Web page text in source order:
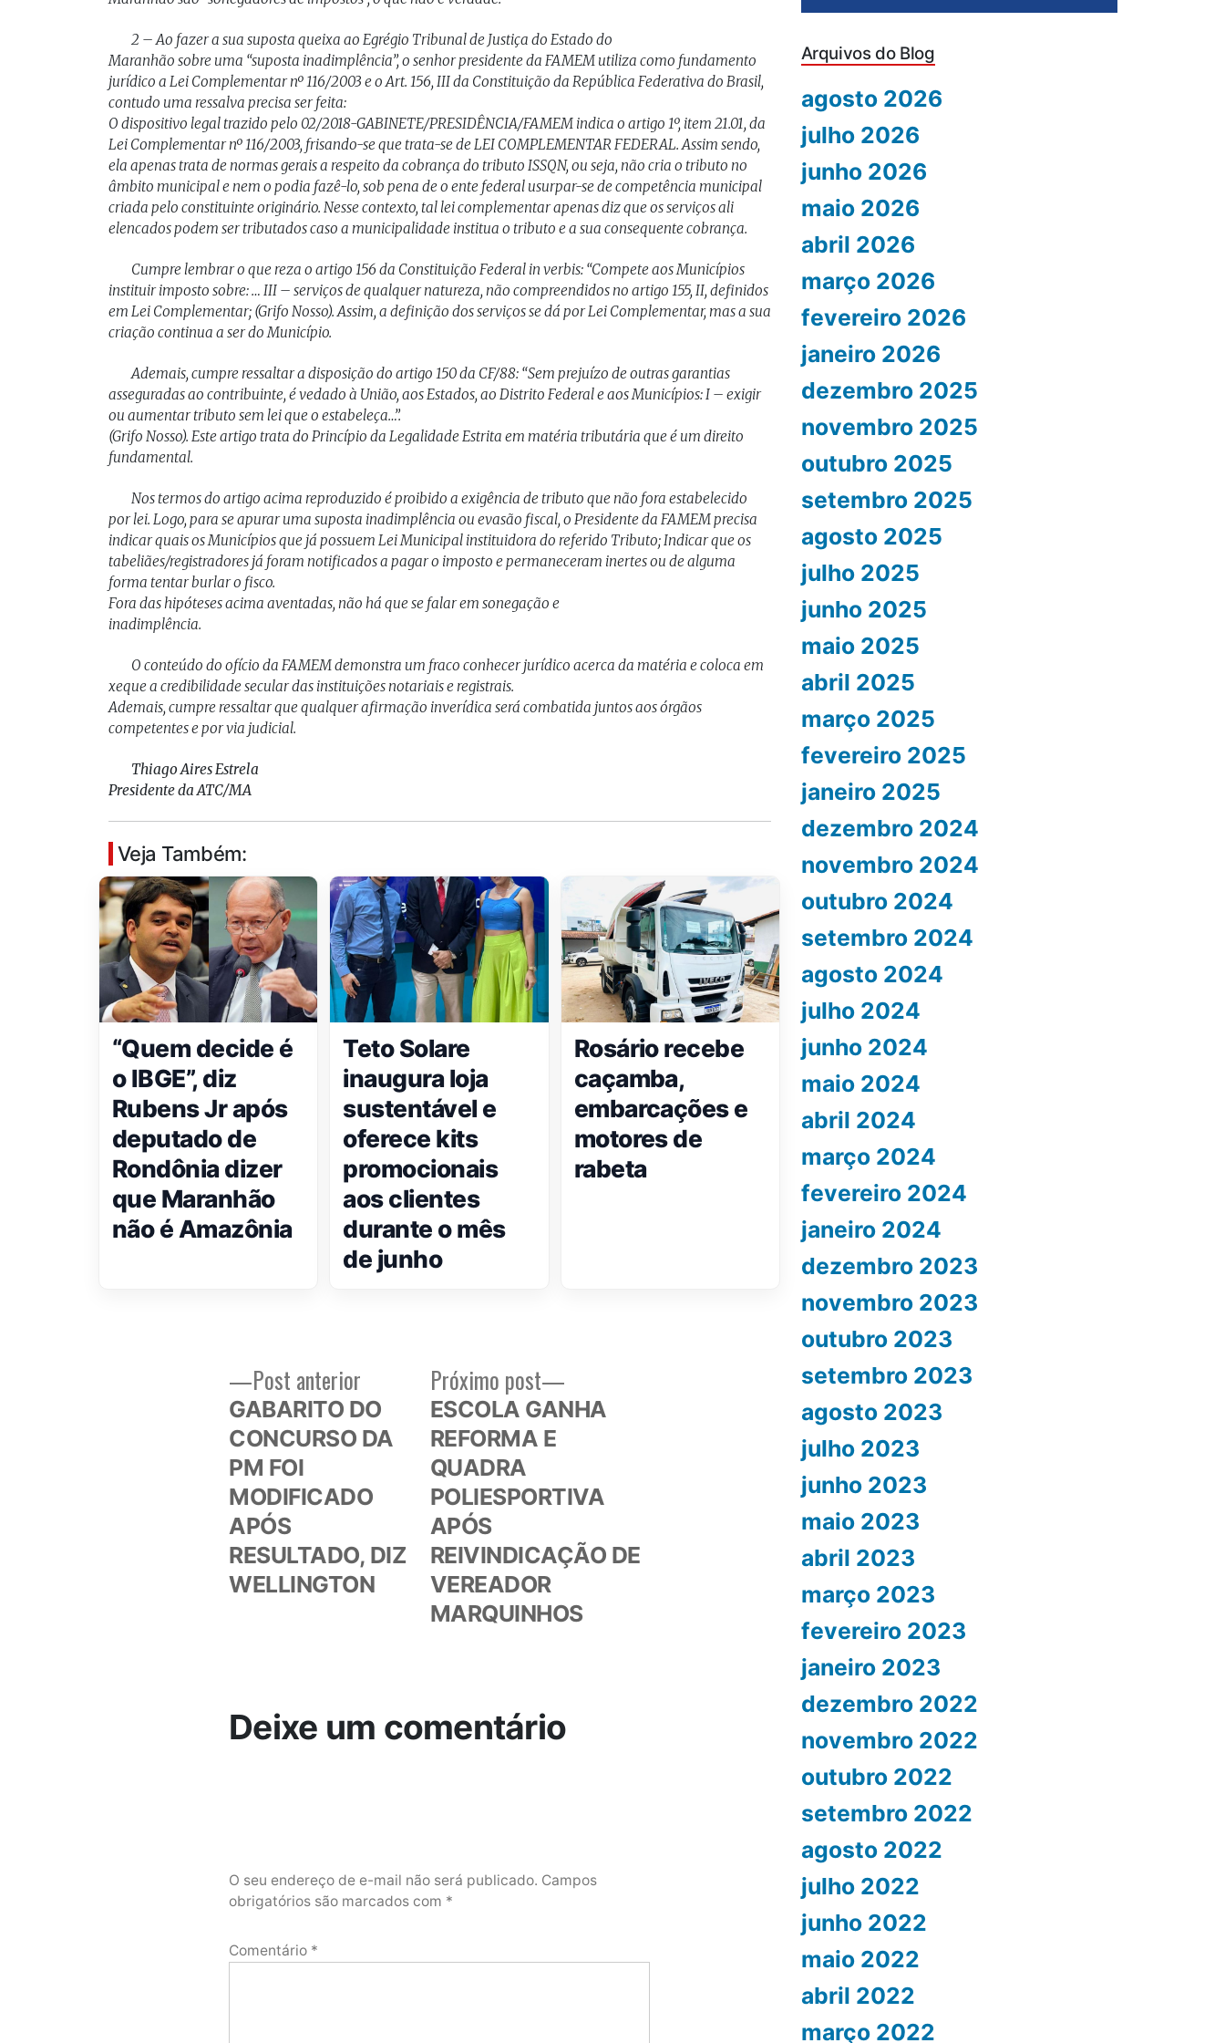
2 – Ao fazer a sua suposta queixa ao Egrégio Tribunal de Justiça do Estado do
Maranhão sobre uma “suposta inadimplência”, o senhor presidente da FAMEM utiliza como fundamento
jurídico a Lei Complementar nº 116/2003 e o Art. 156, III da Constituição da República Federativa do Brasil,
contudo uma ressalva precisa ser feita:
O dispositivo legal trazido pelo 02/2018-GABINETE/PRESIDÊNCIA/FAMEM indica o artigo 1º, item 21.01, da
Lei Complementar nº 116/2003, frisando-se que trata-se de LEI COMPLEMENTAR FEDERAL. Assim sendo,
ela apenas trata de normas gerais a respeito da cobrança do tributo ISSQN, ou seja, não cria o tributo no
âmbito municipal e nem o podia fazê-lo, sob pena de o ente federal usurpar-se de competência municipal
criada pelo constituinte originário. Nesse contexto, tal lei complementar apenas diz que os serviços ali
elencados podem ser tributados caso a municipalidade institua o tributo e a sua consequente cobrança.
Cumpre lembrar o que reza o artigo 156 da Constituição Federal in verbis: “Compete aos Municípios
instituir imposto sobre: … III – serviços de qualquer natureza, não compreendidos no artigo 155, II, definidos
em Lei Complementar; (Grifo Nosso). Assim, a definição dos serviços se dá por Lei Complementar, mas a sua
criação continua a ser do Município.
Ademais, cumpre ressaltar a disposição do artigo 150 da CF/88: “Sem prejuízo de outras garantias
asseguradas ao contribuinte, é vedado à União, aos Estados, ao Distrito Federal e aos Municípios: I – exigir
ou aumentar tributo sem lei que o estabeleça…”.
(Grifo Nosso). Este artigo trata do Princípio da Legalidade Estrita em matéria tributária que é um direito
fundamental.
Nos termos do artigo acima reproduzido é proibido a exigência de tributo que não fora estabelecido
por lei. Logo, para se apurar uma suposta inadimplência ou evasão fiscal, o Presidente da FAMEM precisa
indicar quais os Municípios que já possuem Lei Municipal instituidora do referido Tributo; Indicar que os
tabeliães/registradores já foram notificados a pagar o imposto e permaneceram inertes ou de alguma
forma tentar burlar o fisco.
Fora das hipóteses acima aventadas, não há que se falar em sonegação e
inadimplência.
O conteúdo do ofício da FAMEM demonstra um fraco conhecer jurídico acerca da matéria e coloca em
xeque a credibilidade secular das instituições notariais e registrais.
Ademais, cumpre ressaltar que qualquer afirmação inverídica será combatida juntos aos órgãos
competentes e por via judicial.
Thiago Aires Estrela
Presidente da ATC/MA
Veja Também:
“Quem decide é
o IBGE”, diz
Rubens Jr após
deputado de
Rondônia dizer
que Maranhão
não é Amazônia
Teto Solare
inaugura loja
sustentável e
oferece kits
promocionais
aos clientes
durante o mês
de junho
Rosário recebe
caçamba,
embarcações e
motores de
rabeta
Navegação
Post anterior
anterior:
GABARITO DO
CONCURSO DA
PM FOI
MODIFICADO
APÓS
RESULTADO, DIZ
WELLINGTON
Próximo post
Próximo
post:
ESCOLA GANHA
REFORMA E
QUADRA
POLIESPORTIVA
APÓS
REIVINDICAÇÃO DE
VEREADOR
MARQUINHOS
Deixe um comentário
O seu endereço de e-mail não será publicado. Campos
obrigatórios são marcados com *
Comentário *
Arquivos do Blog
agosto 2026
julho 2026
junho 2026
maio 2026
abril 2026
março 2026
fevereiro 2026
janeiro 2026
dezembro 2025
novembro 2025
outubro 2025
setembro 2025
agosto 2025
julho 2025
junho 2025
maio 2025
abril 2025
março 2025
fevereiro 2025
janeiro 2025
dezembro 2024
novembro 2024
outubro 2024
setembro 2024
agosto 2024
julho 2024
junho 2024
maio 2024
abril 2024
março 2024
fevereiro 2024
janeiro 2024
dezembro 2023
novembro 2023
outubro 2023
setembro 2023
agosto 2023
julho 2023
junho 2023
maio 2023
abril 2023
março 2023
fevereiro 2023
janeiro 2023
dezembro 2022
novembro 2022
outubro 2022
setembro 2022
agosto 2022
julho 2022
junho 2022
maio 2022
abril 2022
março 2022